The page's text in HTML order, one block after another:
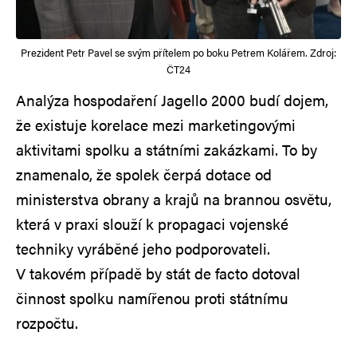
Prezident Petr Pavel se svým přítelem po boku Petrem Kolářem. Zdroj:
ČT24
Analýza hospodaření Jagello 2000 budí dojem,
že existuje korelace mezi marketingovými
aktivitami spolku a státními zakázkami. To by
znamenalo, že spolek čerpá dotace od
ministerstva obrany a krajů na brannou osvětu,
která v praxi slouží k propagaci vojenské
techniky vyráběné jeho podporovateli.
V takovém případě by stát de facto dotoval
činnost spolku namířenou proti státnímu
rozpočtu.